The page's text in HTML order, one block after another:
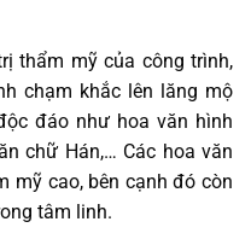
thẩm mỹ của công trình,
chạm khắc lên lăng mộ
đáo như hoa văn hình
chữ Hán,… Các hoa văn
mỹ cao, bên cạnh đó còn
tâm linh.